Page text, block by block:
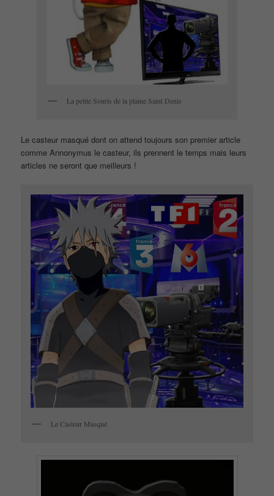
La petite Souris de la plaine Saint Denis
Le casteur masqué dont on attend toujours son premier article
comme Annonymus le casteur, ils prennent le temps mais leurs
articles ne seront que meilleurs !
Le Casteur Masqué